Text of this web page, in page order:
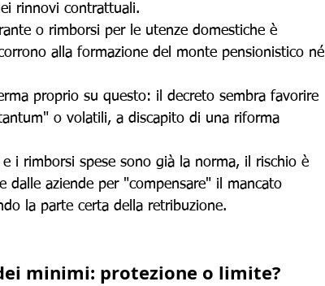
rinnovi contrattuali.
o rimborsi per le utenze domestiche è
alla formazione del monte pensionistico né
proprio su questo: il decreto sembra favorire
o volatili, a discapito di una riforma
i rimborsi spese sono già la norma, il rischio è
dalle aziende per "compensare" il mancato
la parte certa della retribuzione.
minimi: protezione o limite?